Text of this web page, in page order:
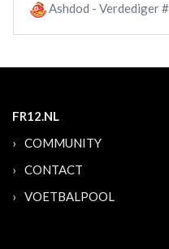
Ashdod - Verdediger #
FR12.NL
COMMUNITY
CONTACT
VOETBALPOOL